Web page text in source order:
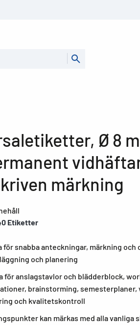
Ø 8
märkning
Etiketter
för snabba anteckningar, märkning och
och planering
för anslagstavlor och blädderblock,
brainstorming, semesterplaner,
och kvalitetskontroll
kan märkas med alla vanliga